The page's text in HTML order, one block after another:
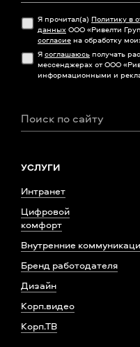
УСЛУГИ
Интранет
Цифровой
комфорт
Внутренние
Бренд работодателя
Дизайн
Корп.видео
Корп.ТВ
Я прочитал(а) Политику в
данных ООО «Ривелти
согласие на обработку
Я соглашаюсь получать
мессенджерах от ООО
информационными и